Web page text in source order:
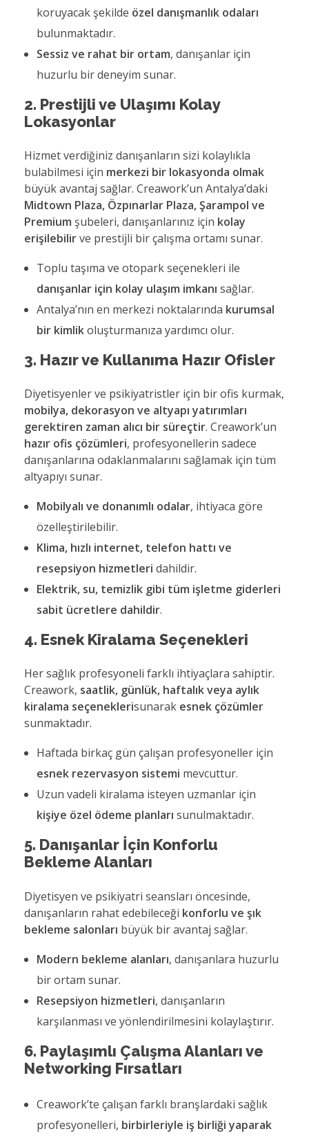
koruyacak şekilde özel danışmanlık odaları
bulunmaktadır.
Sessiz ve rahat bir ortam, danışanlar için
huzurlu bir deneyim sunar.
2. Prestijli ve Ulaşımı Kolay
Lokasyonlar
Hizmet verdiğiniz danışanların sizi kolaylıkla
bulabilmesi için merkezi bir lokasyonda olmak
büyük avantaj sağlar. Creawork’un Antalya’daki
Midtown Plaza, Özpınarlar Plaza, Şarampol ve
Premium şubeleri, danışanlarınız için kolay
erişilebilirve prestijli bir çalışma ortamı sunar.
Toplu taşıma ve otopark seçenekleri ile
danışanlar için kolay ulaşım imkanı sağlar.
Antalya’nın en merkezi noktalarında kurumsal
bir kimlikoluşturmanıza yardımcı olur.
3. Hazır ve Kullanıma Hazır Ofisler
Diyetisyenler ve psikiyatristler için bir ofis kurmak,
mobilya, dekorasyon ve altyapı yatırımları
gerektiren zaman alıcı bir süreçtir. Creawork’un
hazır ofis çözümleri, profesyonellerin sadece
danışanlarına odaklanmalarını sağlamak için tüm
altyapıyı sunar.
Mobilyalı ve donanımlı odalar, ihtiyaca göre
özelleştirilebilir.
Klima, hızlı internet, telefon hattı ve
resepsiyon hizmetleri dahildir.
Elektrik, su, temizlik gibi tüm işletme giderleri
sabit ücretlere dahildir.
4. Esnek Kiralama Seçenekleri
Her sağlık profesyoneli farklı ihtiyaçlara sahiptir.
Creawork, saatlik, günlük, haftalık veya aylık
kiralama seçeneklerisunarak esnek çözümler
sunmaktadır.
Haftada birkaç gün çalışan profesyoneller için
esnek rezervasyon sistemi mevcuttur.
Uzun vadeli kiralama isteyen uzmanlar için
kişiye özel ödeme planları sunulmaktadır.
5. Danışanlar İçin Konforlu
Bekleme Alanları
Diyetisyen ve psikiyatri seansları öncesinde,
danışanların rahat edebileceği konforlu ve şık
bekleme salonları büyük bir avantaj sağlar.
Modern bekleme alanları, danışanlara huzurlu
bir ortam sunar.
Resepsiyon hizmetleri, danışanların
karşılanması ve yönlendirilmesini kolaylaştırır.
6. Paylaşımlı Çalışma Alanları ve
Networking Fırsatları
Creawork’te çalışan farklı branşlardaki sağlık
profesyonelleri, birbirleriyle iş birliği yaparak